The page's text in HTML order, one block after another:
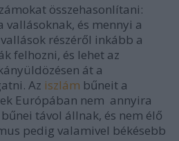
összehasonlítani:
és mennyi a
részéről inkább a
felhozni, és lehet az
át a
Az iszlám bűneit a
Európában nem annyira
távol állnak, és nem élő
pedig valamivel békésebb